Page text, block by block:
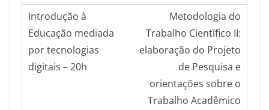
Metodologia do
Trabalho Científico II:
elaboração do Projeto
de Pesquisa e
orientações sobre o
Trabalho Acadêmico